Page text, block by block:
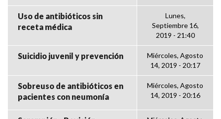
Uso de antibióticos sin
receta médica
Lunes,
Septiembre 16,
2019 - 21:40
Suicidio juvenil y prevención
Miércoles, Agosto
14, 2019 - 20:17
Sobreuso de antibióticos en
pacientes con neumonía
Miércoles, Agosto
14, 2019 - 20:16